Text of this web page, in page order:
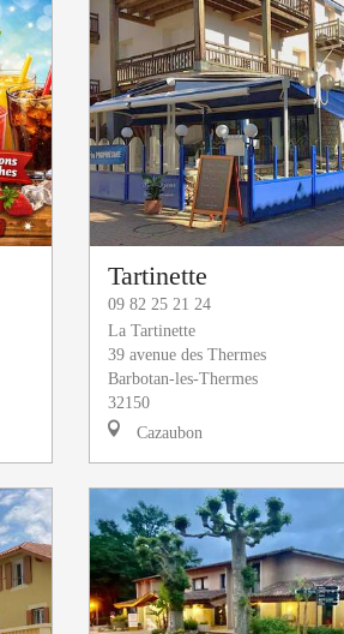
Tartinette
09 82 25 21 24
La Tartinette
39 avenue des Thermes
Barbotan-les-Thermes
32150
Cazaubon